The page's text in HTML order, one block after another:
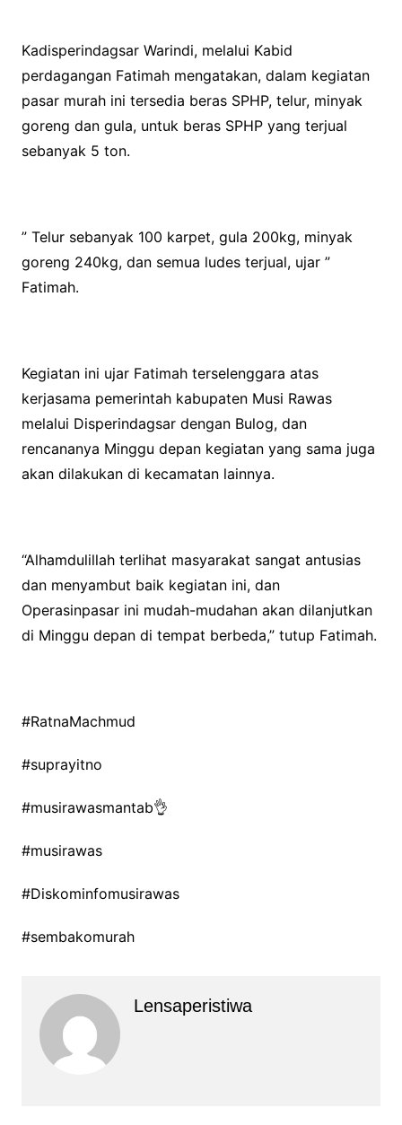
Kadisperindagsar Warindi, melalui Kabid
perdagangan Fatimah mengatakan, dalam kegiatan
pasar murah ini tersedia beras SPHP, telur, minyak
goreng dan gula, untuk beras SPHP yang terjual
sebanyak 5 ton.
” Telur sebanyak 100 karpet, gula 200kg, minyak
goreng 240kg, dan semua ludes terjual, ujar ”
Fatimah.
Kegiatan ini ujar Fatimah terselenggara atas
kerjasama pemerintah kabupaten Musi Rawas
melalui Disperindagsar dengan Bulog, dan
rencananya Minggu depan kegiatan yang sama juga
akan dilakukan di kecamatan lainnya.
“Alhamdulillah terlihat masyarakat sangat antusias
dan menyambut baik kegiatan ini, dan
Operasinpasar ini mudah-mudahan akan dilanjutkan
di Minggu depan di tempat berbeda,” tutup Fatimah.
#RatnaMachmud
#suprayitno
#musirawasmantab👌
#musirawas
#Diskominfomusirawas
#sembakomurah
Lensaperistiwa